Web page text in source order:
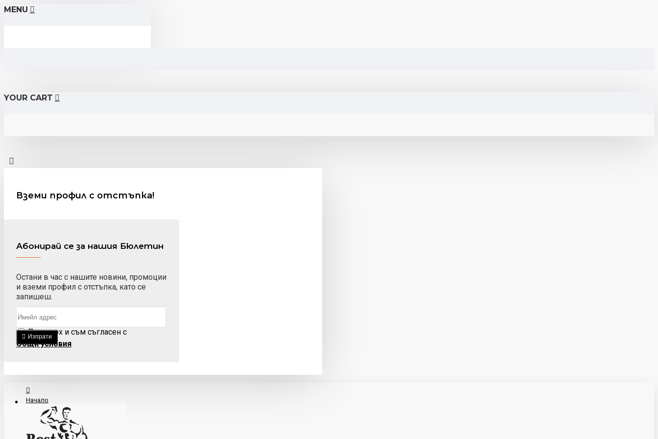
MENU
YOUR CART
Вземи профил с отстъпка!
Абонирай се за нашия Бюлетин
Остани в час с нашите новини, промоции
и вземи профил с отстъпка, като се
запишеш.
Изпрати
Прочетох и съм съгласен с
Общи условия
Начало
За Нас